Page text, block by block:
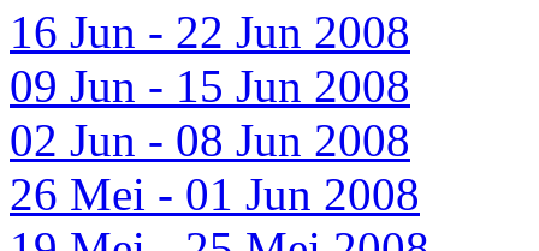
16 Jun - 22 Jun 2008
09 Jun - 15 Jun 2008
02 Jun - 08 Jun 2008
26 Mei - 01 Jun 2008